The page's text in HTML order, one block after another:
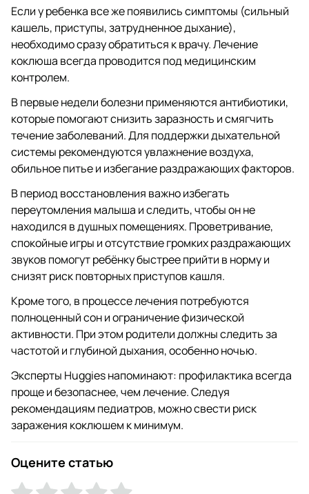
Если у ребенка все же появились симптомы (сильный
кашель, приступы, затрудненное дыхание),
необходимо сразу обратиться к врачу. Лечение
коклюша всегда проводится под медицинским
контролем.
В первые недели болезни применяются антибиотики,
которые помогают снизить заразность и смягчить
течение заболеваний. Для поддержки дыхательной
системы рекомендуются увлажнение воздуха,
обильное питье и избегание раздражающих факторов.
В период восстановления важно избегать
переутомления малыша и следить, чтобы он не
находился в душных помещениях. Проветривание,
спокойные игры и отсутствие громких раздражающих
звуков помогут ребёнку быстрее прийти в норму и
снизят риск повторных приступов кашля.
Кроме того, в процессе лечения потребуются
полноценный сон и ограничение физической
активности. При этом родители должны следить за
частотой и глубиной дыхания, особенно ночью.
Эксперты Huggies напоминают: профилактика всегда
проще и безопаснее, чем лечение. Следуя
рекомендациям педиатров, можно свести риск
заражения коклюшем к минимум.
Оцените статью